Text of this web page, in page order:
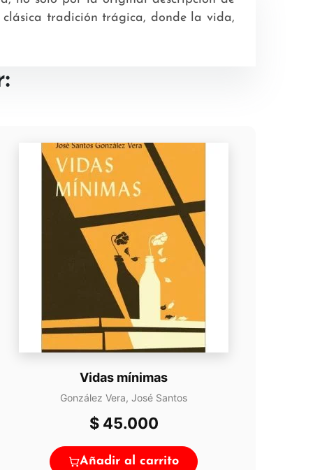
tradición trágica, donde la vida,
Vidas mínimas
González Vera, José Santos
$45.000
Añadir al carrito